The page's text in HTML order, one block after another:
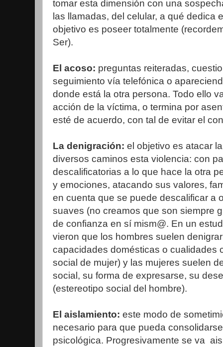
tomar esta dimensión con una
las llamadas, del celular, a qué dedica
objetivo es poseer totalmente
Ser).
El acoso: preguntas reiteradas,
seguimiento vía telefónica o
donde está la otra persona. Todo ello
acción de la víctima, o termina por
esté de acuerdo, con tal de evitar el
La denigración: el objetivo es atacar
diversos caminos esta violencia: con
descalificatorias a lo que hace la otra
y emociones, atacando sus valores,
en cuenta que se puede descalificar a
suaves (no creamos que son siempre
de confianza en sí mism@. En un
vieron que los hombres suelen
capacidades domésticas o cualidades
social de mujer) y las mujeres suelen
social, su forma de expresarse, su
(estereotipo social del hombre).
El aislamiento: este modo de
necesario para que pueda
psicológica. Progresivamente se va